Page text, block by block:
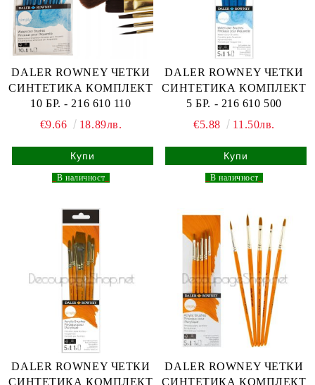
DALER ROWNEY ЧЕТКИ
СИНТЕТИКА КОМПЛЕКТ
10 БР. - 216 610 110
€9.66
18.89лв.
В наличност
DALER ROWNEY ЧЕТКИ
СИНТЕТИКА КОМПЛЕКТ
5 БР. - 216 610 500
€5.88
11.50лв.
В наличност
DALER ROWNEY ЧЕТКИ
СИНТЕТИКА КОМПЛЕКТ
DALER ROWNEY ЧЕТКИ
СИНТЕТИКА КОМПЛЕКТ